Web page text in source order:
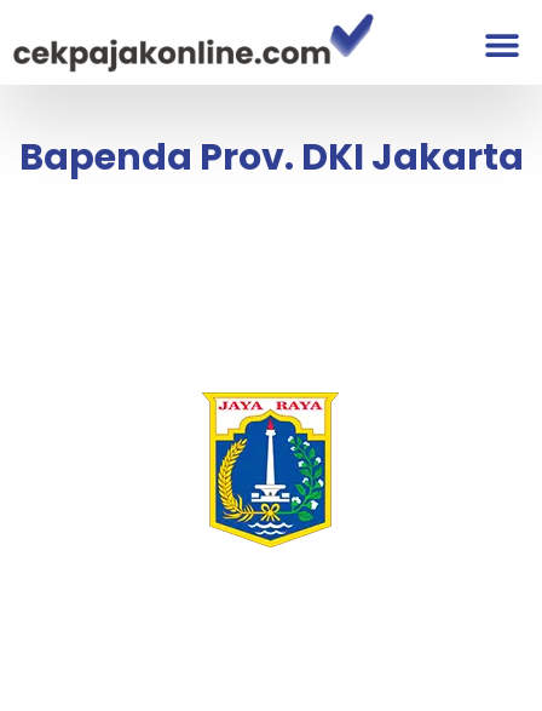
Bapenda Prov. DKI Jakarta
Cek Pajak Kendaraan